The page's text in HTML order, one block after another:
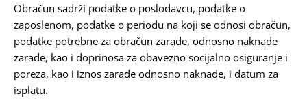
Obračun sadrži podatke o poslodavcu, podatke o
zaposlenom, podatke o periodu na koji se odnosi obračun,
podatke potrebne za obračun zarade, odnosno naknade
zarade, kao i doprinosa za obavezno socijalno osiguranje i
poreza, kao i iznos zarade odnosno naknade, i datum za
isplatu.